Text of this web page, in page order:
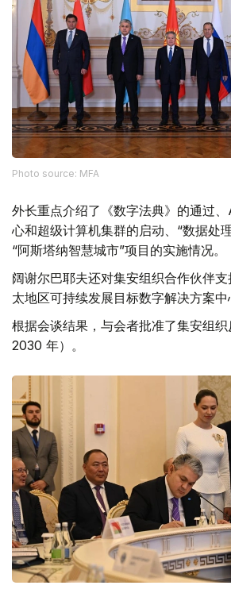
Photo source: MFA
外长重点介绍了《数字法典》的通过
心和超级计算机集群的启动、“数据处
“阿斯塔纳智慧城市”项目的实施情况。
阔谢尔巴耶夫还对集安组织合作伙伴
太地区可持续发展目标数字解决方案中
根据会谈结果，与会者批准了集安组
2030 年）。